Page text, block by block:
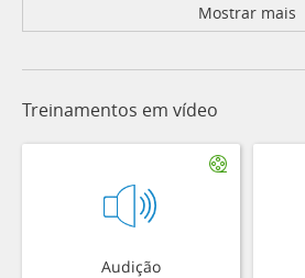
Mostrar mais
Treinamentos em vídeo
Audição